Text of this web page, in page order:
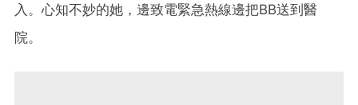
入。心知不妙的她，邊致電緊急熱線邊把BB送到醫
院。